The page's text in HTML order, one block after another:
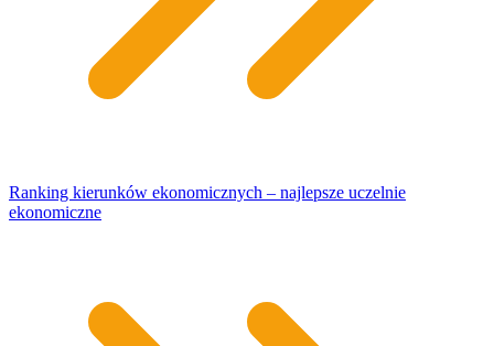
Ranking kierunków ekonomicznych – najlepsze uczelnie
ekonomiczne